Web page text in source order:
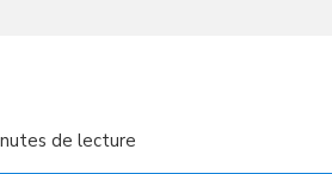
de lecture